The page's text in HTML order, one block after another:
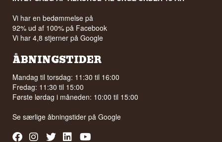
Vi har en bedømmelse på
92% ud af 100% på Facebook
Vi har 4,8 stjerner på Google
ÅBNINGSTIDER
Mandag til torsdag: 11:30 til 16:00
Fredag: 11:30 til 15:00
Første lørdag i måneden: 10:00 til 15:00
Se særlige åbningstider påGoogle